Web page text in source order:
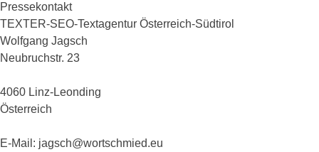
Pressekontakt
TEXTER-SEO-Textagentur Österreich-Südtirol
Wolfgang Jagsch
Neubruchstr. 23
4060 Linz-Leonding
Österreich
E-Mail: jagsch@wortschmied.eu